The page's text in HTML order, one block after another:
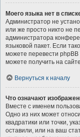
Моего языка нет в
Администратор не
или же просто никто не
администратора
языковой пакет. Если
можете перевести
можете получить на сайте
Вернуться к началу
Что означают
Вместе с именем
Одно из них может
квадратики или точки,
оставили, или на ваш